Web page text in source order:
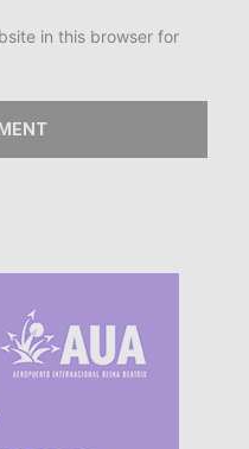
in this browser for